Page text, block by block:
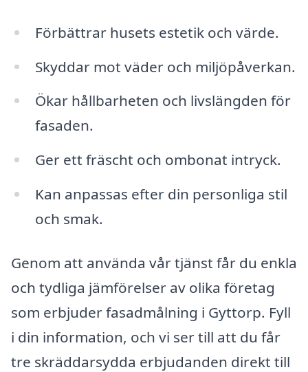
Förbättrar husets estetik och värde.
Skyddar mot väder och miljöpåverkan.
Ökar hållbarheten och livslängden för
fasaden.
Ger ett fräscht och ombonat intryck.
Kan anpassas efter din personliga stil
och smak.
Genom att använda vår tjänst får du enkla
och tydliga jämförelser av olika företag
som erbjuder fasadmålning i Gyttorp. Fyll
i din information, och vi ser till att du får
tre skräddarsydda erbjudanden direkt till